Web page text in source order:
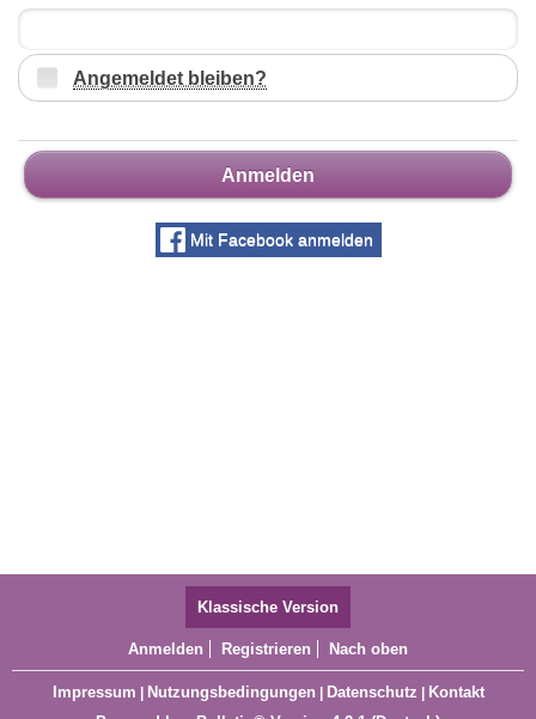
Angemeldet bleiben?
Anmelden
Mit Facebook anmelden
Klassische Version
Anmelden Registrieren Nach oben
Impressum Nutzungsbedingungen Datenschutz
Kontakt